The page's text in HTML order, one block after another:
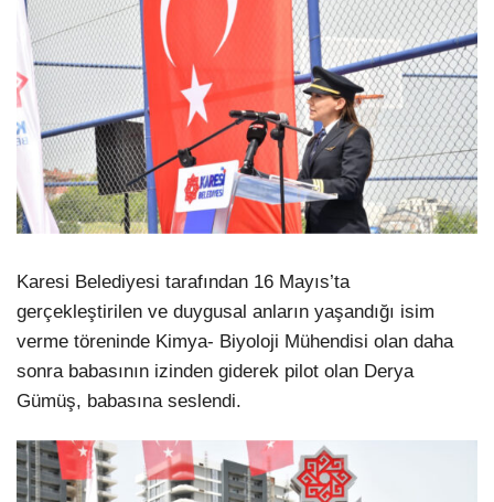
Karesi Belediyesi tarafından 16 Mayıs’ta
gerçekleştirilen ve duygusal anların yaşandığı isim
verme töreninde Kimya- Biyoloji Mühendisi olan daha
sonra babasının izinden giderek pilot olan Derya
Gümüş, babasına seslendi.